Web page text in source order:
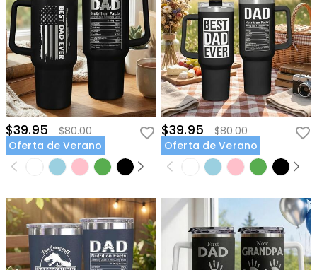
$39.95
$80.00
Oferta de Verano
$39.95
$80.00
Oferta de Verano